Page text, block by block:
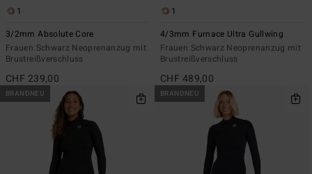
1
3/2mm Absolute Core
Frauen Schwarz Neoprenanzug mit
Brustreißverschluss
CHF 239,00
1
4/3mm Furnace Ultra Gullwing
Frauen Schwarz Neoprenanzug mit
Brustreißverschluss
CHF 489,00
BRANDNEU BRANDNEU